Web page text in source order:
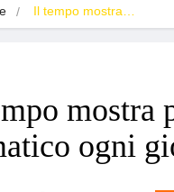
Il tempo mostra…
mostra
ogni